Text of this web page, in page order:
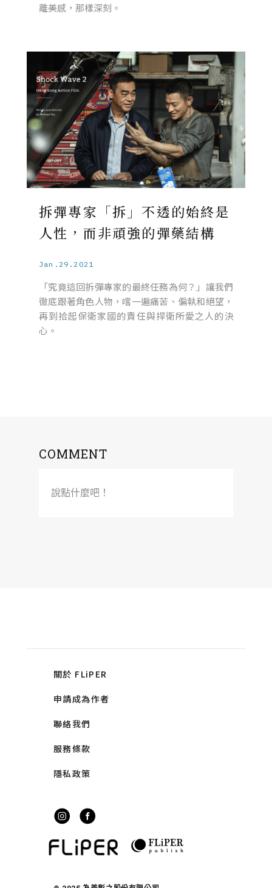
離美感，那樣深刻。
拆彈專家「拆」不透的始終是
人性，而非頑強的彈藥結構
Jan.29.2021
「究竟這回拆彈專家的最終任務為何？」讓我們
徹底跟著角色人物，嚐一遍痛苦、偏執和絕望，
再到拾起保衛家國的責任與捍衛所愛之人的決
心。
COMMENT
說點什麼吧！
關於 FLiPER
申請成為作者
聯絡我們
服務條款
隱私政策